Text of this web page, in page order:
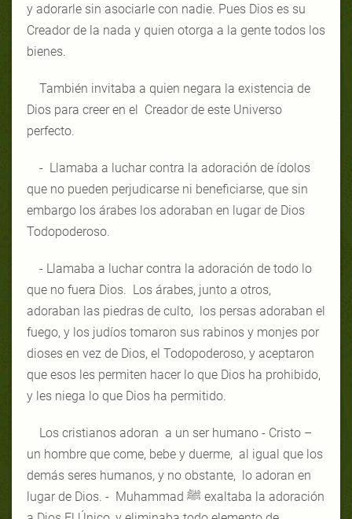
y adorarle sin asociarle con nadie. Pues Dios es su
Creador de la nada y quien otorga a la gente todos los
bienes.
También invitaba a quien negara la existencia de
Dios para creer en el Creador de este Universo
perfecto.
- Llamaba a luchar contra la adoración de ídolos
que no pueden perjudicarse ni beneficiarse, que sin
embargo los árabes los adoraban en lugar de Dios
Todopoderoso.
- Llamaba a luchar contra la adoración de todo lo
que no fuera Dios. Los árabes, junto a otros,
adoraban las piedras de culto, los persas adoraban el
fuego, y los judíos tomaron sus rabinos y monjes por
dioses en vez de Dios, el Todopoderoso, y aceptaron
que esos les permiten hacer lo que Dios ha prohibido,
y les niega lo que Dios ha permitido.
Los cristianos adoran a un ser humano - Cristo –
un hombre que come, bebe y duerme, al igual que los
demás seres humanos, y no obstante, lo adoran en
lugar de Dios. - Muhammad ﷺ exaltaba la adoración